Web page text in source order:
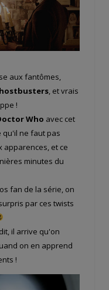
aux fantômes,
, et vrais
!
Who avec cet
qu'il ne faut pas
apparences, et ce
minutes du
fan de la série, on
par ces twists
il arrive qu'on
on en apprend
!